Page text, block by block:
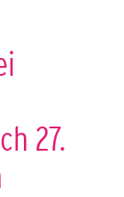
27.